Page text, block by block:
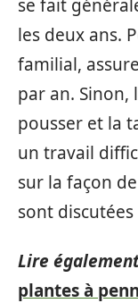
se fait
les deux ans.
familial,
par an. Sinon,
pousser et la
un travail
sur la façon
sont discutées
Lire
plantes à